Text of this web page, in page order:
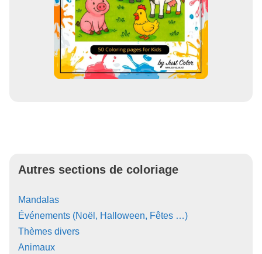
Autres sections de coloriage
Mandalas
Événements (Noël, Halloween, Fêtes …)
Thèmes divers
Animaux